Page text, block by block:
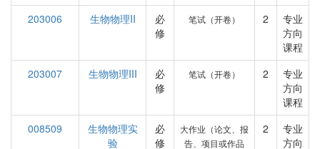
203006
生物物理II
必
修
笔试（开卷） 2
专业
方向
课程
203007
生物物理III
必
修
笔试（开卷） 2
专业
方向
课程
008509
生物物理实
验
必
修
大作业（论文、报
告、项目或作品
2
专业
方向